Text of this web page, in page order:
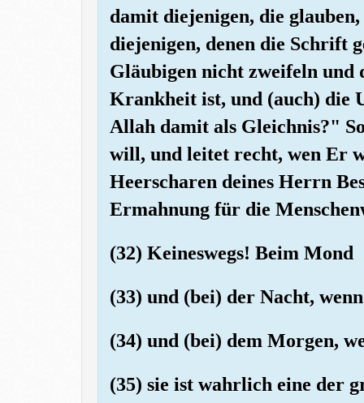
damit diejenigen, die
diejenigen, denen die Schrift
Gläubigen nicht zweifeln und
Krankheit ist, und (auch) die
Allah damit als Gleichnis?"
will, und leitet recht, wen Er
Heerscharen deines Herrn
Ermahnung für die
(32) Keineswegs! Beim Mond
(33) und (bei) der Nacht,
(34) und (bei) dem Morgen,
(35) sie ist wahrlich eine der